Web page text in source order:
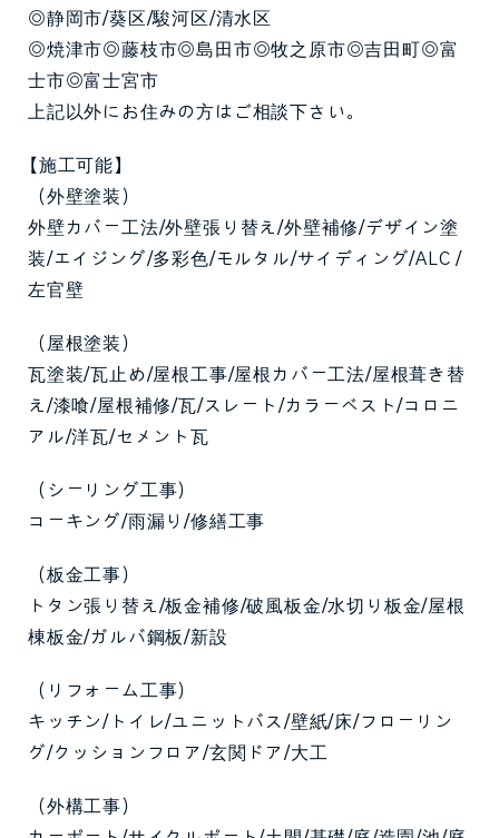
◎静岡市/葵区/駿河区/清水区
◎焼津市◎藤枝市◎島田市◎牧之原市◎吉田町◎富
士市◎富士宮市
上記以外にお住みの方はご相談下さい。
【施工可能】
（外壁塗装）
外壁カバー工法/外壁張り替え/外壁補修/デザイン塗
装/エイジング/多彩色/モルタル/サイディング/ALC /
左官壁
（屋根塗装）
瓦塗装/瓦止め/屋根工事/屋根カバー工法/屋根葺き替
え/漆喰/屋根補修/瓦/スレート/カラーベスト/コロニ
アル/洋瓦/セメント瓦
（シーリング工事）
コーキング/雨漏り/修繕工事
（板金工事）
トタン張り替え/板金補修/破風板金/水切り板金/屋根
棟板金/ガルバ鋼板/新設
（リフォーム工事）
キッチン/トイレ/ユニットバス/壁紙/床/フローリン
グ/クッションフロア/玄関ドア/大工
（外構工事）